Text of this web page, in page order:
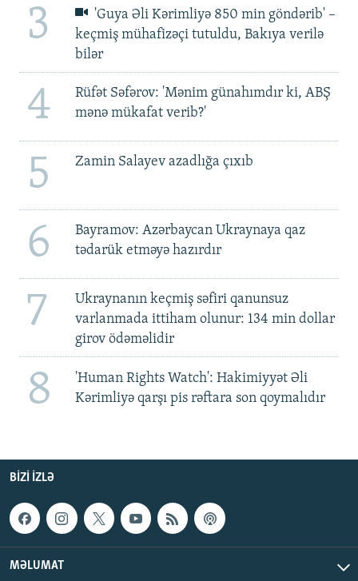
3
'Guya Əli Kərimliyə 850 min göndərib' –
keçmiş mühafizəçi tutuldu, Bakıya verilə
bilər
4
Rüfət Səfərov: 'Mənim günahımdır ki, ABŞ
mənə mükafat verib?'
5 Zamin Salayev azadlığa çıxıb
6
Bayramov: Azərbaycan Ukraynaya qaz
tədarük etməyə hazırdır
7
Ukraynanın keçmiş səfiri qanunsuz
varlanmada ittiham olunur: 134 min dollar
girov ödəməlidir
8
'Human Rights Watch': Hakimiyyət Əli
Kərimliyə qarşı pis rəftara son qoymalıdır
BIZI IZLƏ
MƏLUMAT